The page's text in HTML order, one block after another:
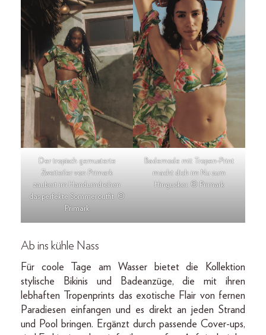
Der tropisch gemusterte
Zweiteiler von Primark
zaubert im Handumdrehen
das perfekte Sommeroutfit. ©
Primark
Bademode mit Tropen-Print
macht dich im Nu zum
Hingucker. © Primark
Ab ins kühle Nass
Für coole Tage am Wasser bietet die Kollektion
stylische Bikinis und Badeanzüge, die mit ihren
lebhaften Tropenprints das exotische Flair von fernen
Paradiesen einfangen und es direkt an jeden Strand
und Pool bringen. Ergänzt durch passende Cover-ups,